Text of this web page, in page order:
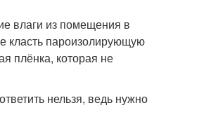
влаги из помещения в
класть пароизолирующую
плёнка, которая не
нельзя, ведь нужно